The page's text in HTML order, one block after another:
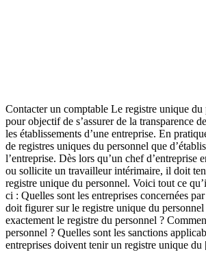
Contacter un comptable Le registre unique
pour objectif de s’assurer de la transparence
les établissements d’une entreprise. En
de registres uniques du personnel que
l’entreprise. Dès lors qu’un chef d’entreprise
ou sollicite un travailleur intérimaire, il doit
registre unique du personnel. Voici tout ce
ci : Quelles sont les entreprises concernées
doit figurer sur le registre unique du
exactement le registre du personnel ?
personnel ? Quelles sont les sanctions
entreprises doivent tenir un registre unique